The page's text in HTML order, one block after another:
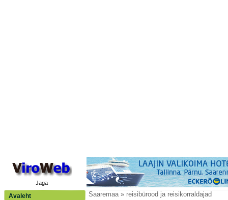
Jaga
Avaleht
Saaremaa» reisibürood ja reisikorraldajad